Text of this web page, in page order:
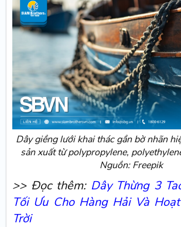
Dây giềng lưới khai thác gần bờ nhãn
sản xuất từ polypropylene,
Nguồn: Freepik
>> Đọc thêm: Dây Thừng 3
Tối Ưu Cho Hàng Hải Và
Trời